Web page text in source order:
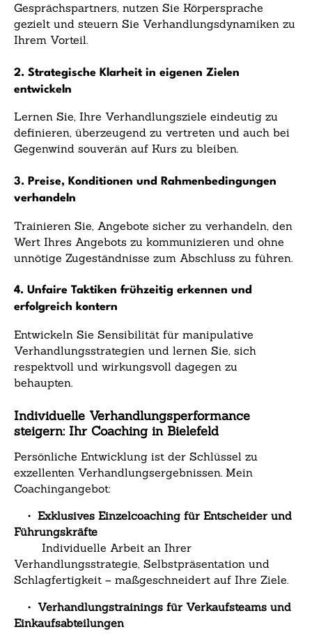
Gesprächspartners, nutzen Sie Körpersprache
gezielt und steuern Sie Verhandlungsdynamiken zu
Ihrem Vorteil.
2. Strategische Klarheit in eigenen Zielen
entwickeln
Lernen Sie, Ihre Verhandlungsziele eindeutig zu
definieren, überzeugend zu vertreten und auch bei
Gegenwind souverän auf Kurs zu bleiben.
3. Preise, Konditionen und Rahmenbedingungen
verhandeln
Trainieren Sie, Angebote sicher zu verhandeln, den
Wert Ihres Angebots zu kommunizieren und ohne
unnötige Zugeständnisse zum Abschluss zu führen.
4. Unfaire Taktiken frühzeitig erkennen und
erfolgreich kontern
Entwickeln Sie Sensibilität für manipulative
Verhandlungsstrategien und lernen Sie, sich
respektvoll und wirkungsvoll dagegen zu
behaupten.
Individuelle Verhandlungsperformance
steigern: Ihr Coaching in Bielefeld
Persönliche Entwicklung ist der Schlüssel zu
exzellenten Verhandlungsergebnissen. Mein
Coachingangebot:
• Exklusives Einzelcoaching für Entscheider und
Führungskräfte
Individuelle Arbeit an Ihrer
Verhandlungsstrategie, Selbstpräsentation und
Schlagfertigkeit – maßgeschneidert auf Ihre Ziele.
• Verhandlungstrainings für Verkaufsteams und
Einkaufsabteilungen